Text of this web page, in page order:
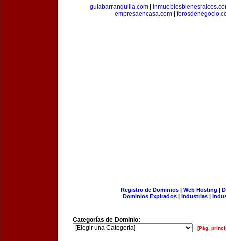
guiabarranquilla.com|
empresaencasa.com|
Registro de Dominios| Web Hosting |
Dominios Expirados | Industrias |
Categorías de Dominio:
[Pág.